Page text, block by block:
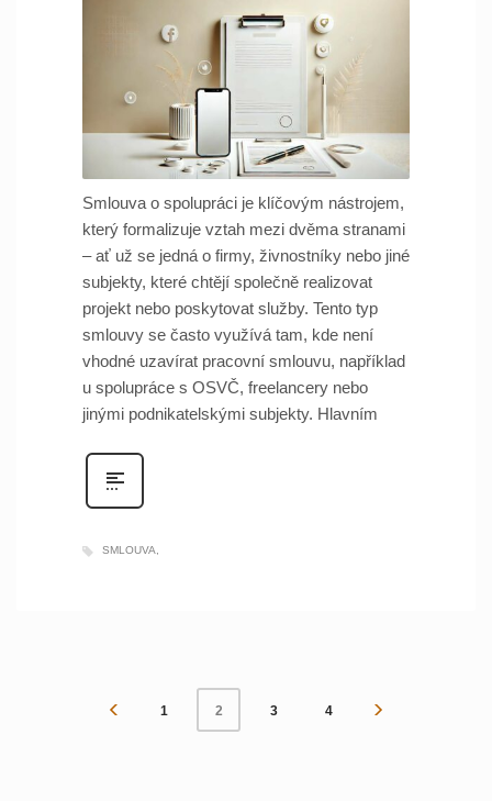
Smlouva o spolupráci je klíčovým nástrojem,
který formalizuje vztah mezi dvěma stranami
– ať už se jedná o firmy, živnostníky nebo jiné
subjekty, které chtějí společně realizovat
projekt nebo poskytovat služby. Tento typ
smlouvy se často využívá tam, kde není
vhodné uzavírat pracovní smlouvu, například
u spolupráce s OSVČ, freelancery nebo
jinými podnikatelskými subjekty. Hlavním
SMLOUVA
1 2 3 4